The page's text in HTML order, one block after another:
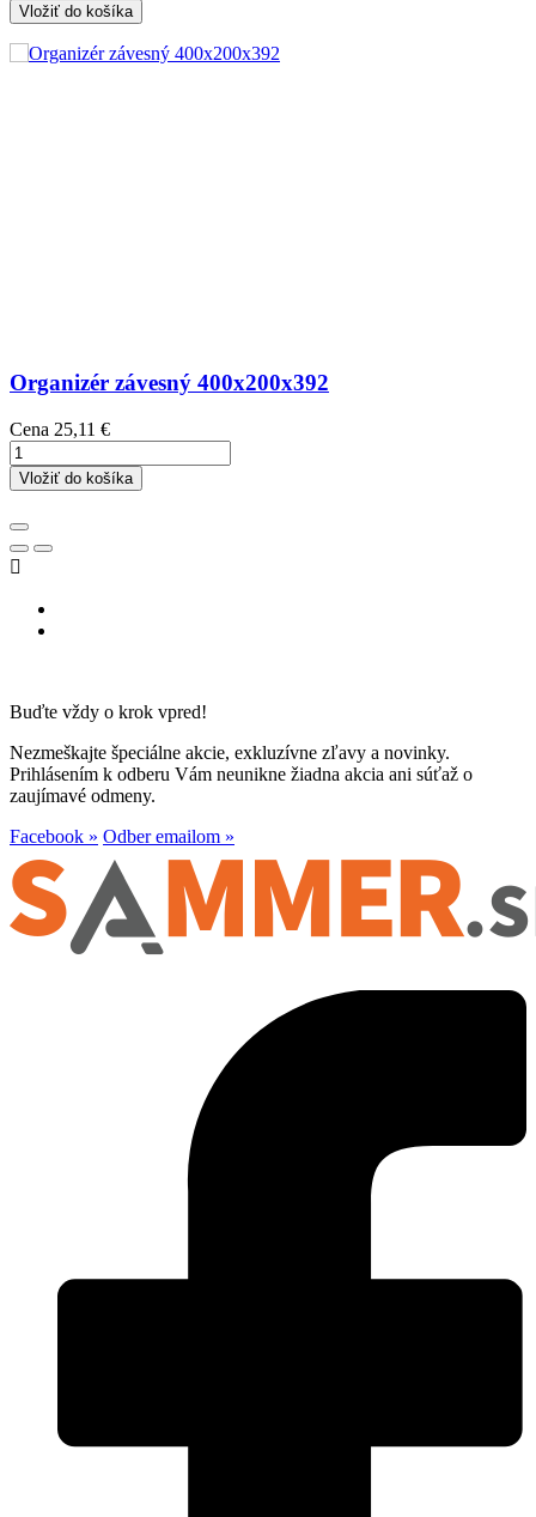
Vložiť do košíka
Organizér závesný 400x200x392
Cena 25,11 €
Vložiť do košíka

Buďte vždy o krok vpred!
Nezmeškajte špeciálne akcie, exkluzívne zľavy a novinky.
Prihlásením k odberu Vám neunikne žiadna akcia ani súťaž o
zaujímavé odmeny.
Facebook » Odber emailom »